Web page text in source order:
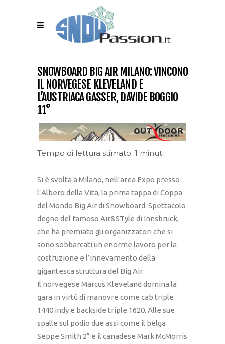
SNOWBOARD BIG AIR MILANO: VINCONO
IL NORVEGESE KLEVELAND E
L’AUSTRIACA GASSER, DAVIDE BOGGIO
11°
Tempo di lettura stimato: 1 minuti
Si è svolta a Milano, nell’area Expo presso
l’Albero della Vita, la prima tappa di Coppa
del Mondo Big Air di Snowboard. Spettacolo
degno del famoso Air&STyle di Innsbruck,
che ha premiato gli organizzatori che si
sono sobbarcati un enorme lavoro per la
costruzione e l’innevamento della
gigantesca struttura del Big Air.
Il norvegese Marcus Kleveland domina la
gara in virtù di manovre come cab triple
1440 indy e backside triple 1620. Alle sue
spalle sul podio due assi come il belga
Seppe Smith 2° e il canadese Mark McMorris